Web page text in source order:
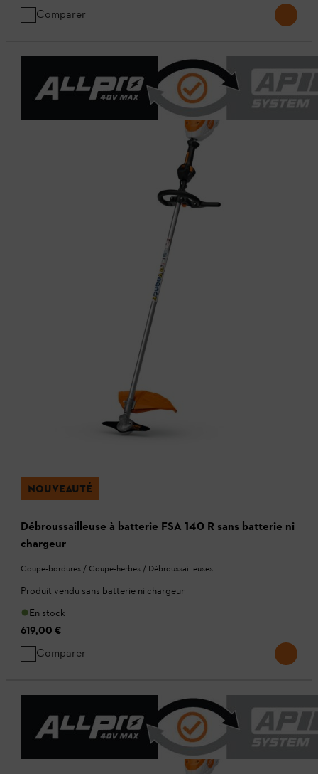
Comparer
NOUVEAUTÉ
Débroussailleuse à batterie FSA 140 R sans batterie ni
chargeur
Coupe-bordures / Coupe-herbes / Débroussailleuses
Produit vendu sans batterie ni chargeur
En stock
619,00 €
Comparer